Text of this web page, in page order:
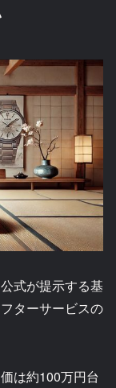
式が提示する基
ターサービスの
は約100万円台